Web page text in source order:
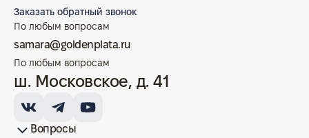
Вопросы
Заказать обратный звонок
По любым вопросам
samara@goldenplata.ru
По любым вопросам
ш. Московское, д. 41